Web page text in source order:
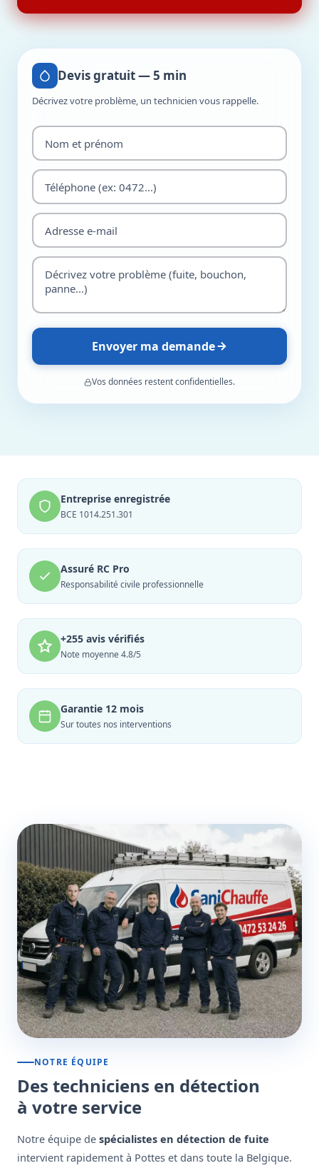
Devis gratuit — 5 min
Décrivez votre problème, un technicien vous rappelle.
Envoyer ma demande
Vos données restent confidentielles.
Entreprise enregistrée
BCE 1014.251.301
Assuré RC Pro
Responsabilité civile professionnelle
+255 avis vérifiés
Note moyenne 4.8/5
Garantie 12 mois
Sur toutes nos interventions
NOTRE ÉQUIPE
Des techniciens en détection
à votre service
Notre équipe de spécialistes en détection de fuite
intervient rapidement à Pottes et dans toute la Belgique.